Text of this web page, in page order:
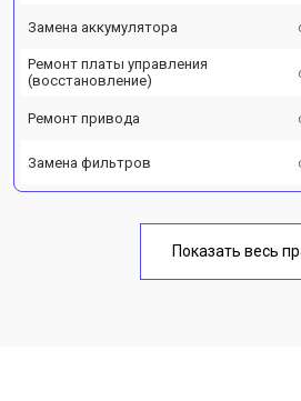
Замена аккумулятора
Ремонт платы управления
(восстановление)
Ремонт привода
Замена фильтров
Показать весь